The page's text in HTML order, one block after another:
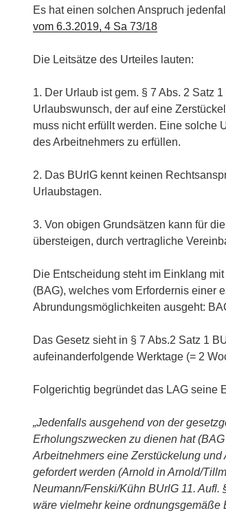
Es hat einen solchen Anspruch
vom 6.3.2019, 4 Sa 73/18
Die Leitsätze des Urteiles lauten:
1. Der Urlaub ist gem. § 7 Abs. 2 Satz
Urlaubswunsch, der auf eine
muss nicht erfüllt werden. Eine solche
des Arbeitnehmers zu erfüllen.
2. Das BUrlG kennt keinen
Urlaubstagen.
3. Von obigen Grundsätzen kann für
übersteigen, durch vertragliche
Die Entscheidung steht im Einklang
(BAG), welches vom Erfordernis einer
Abrundungsmöglichkeiten ausgeht:
Das Gesetz sieht in § 7 Abs.2 Satz 1
aufeinanderfolgende Werktage (= 2
Folgerichtig begründet das LAG seine
„Jedenfalls ausgehend von der
Erholungszwecken zu dienen hat
Arbeitnehmers eine Zerstückelung
gefordert werden (Arnold in Arnold/
Neumann/Fenski/Kühn BUrlG 11.
wäre vielmehr keine ordnungsgemäße